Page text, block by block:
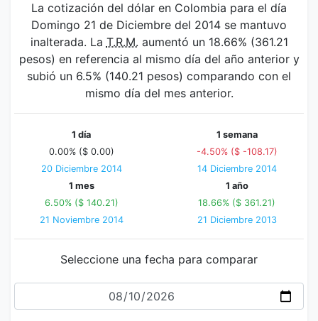
La cotización del dólar en Colombia para el día
Domingo 21 de Diciembre del 2014 se mantuvo
inalterada. La T.R.M. aumentó un 18.66% (361.21
pesos) en referencia al mismo día del año anterior y
subió un 6.5% (140.21 pesos) comparando con el
mismo día del mes anterior.
1 día
0.00% ($ 0.00)
20 Diciembre 2014
1 semana
-4.50% ($ -108.17)
14 Diciembre 2014
1 mes
6.50% ($ 140.21)
21 Noviembre 2014
1 año
18.66% ($ 361.21)
21 Diciembre 2013
Seleccione una fecha para comparar
Fecha